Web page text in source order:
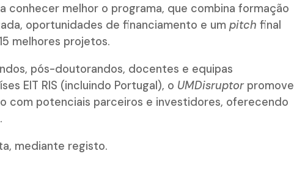
conhecer melhor o programa, que combina formação
oportunidades de financiamento e umpitch final
melhores projetos.
pós-doutorandos, docentes e equipas
EIT RIS (incluindo Portugal), o UMDisruptorpromove
com potenciais parceiros e investidores, oferecendo
mediante registo.